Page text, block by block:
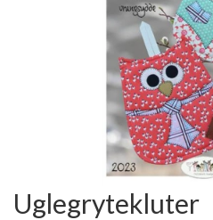
Uglegrytekluter